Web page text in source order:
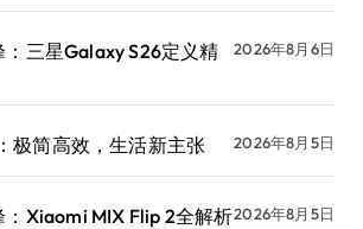
三星Galaxy S26定义精
2026年8月6日
极简高效，生活新主张 2026年8月5日
Xiaomi MIX Flip 2全解析2026年8月5日